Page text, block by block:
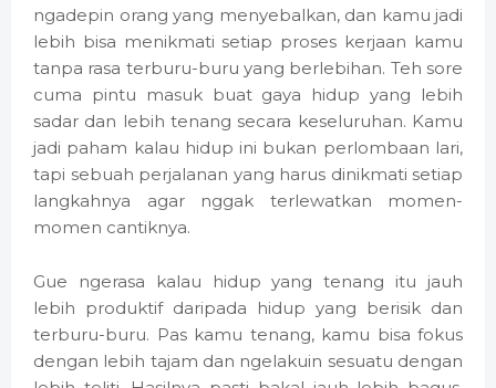
ngadepin orang yang menyebalkan, dan kamu jadi
lebih bisa menikmati setiap proses kerjaan kamu
tanpa rasa terburu-buru yang berlebihan. Teh sore
cuma pintu masuk buat gaya hidup yang lebih
sadar dan lebih tenang secara keseluruhan. Kamu
jadi paham kalau hidup ini bukan perlombaan lari,
tapi sebuah perjalanan yang harus dinikmati setiap
langkahnya agar nggak terlewatkan momen-
momen cantiknya.
Gue ngerasa kalau hidup yang tenang itu jauh
lebih produktif daripada hidup yang berisik dan
terburu-buru. Pas kamu tenang, kamu bisa fokus
dengan lebih tajam dan ngelakuin sesuatu dengan